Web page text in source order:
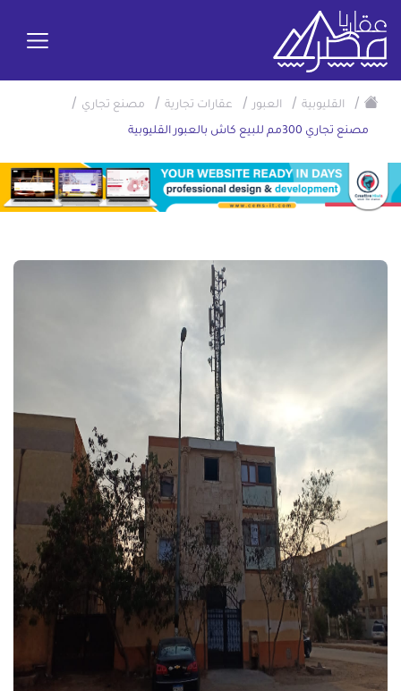
/ القليوبية / العبور / عقارات تجارية / مصنع تجاري /
مصنع تجاري 300مم للبيع كاش بالعبور القليوبية